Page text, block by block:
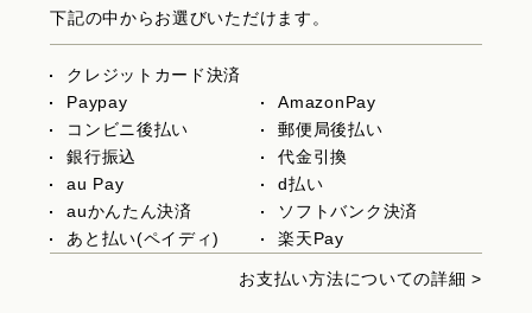
下記の中からお選びいただけます。
クレジットカード決済
Paypay
AmazonPay
コンビニ後払い
郵便局後払い
銀行振込
代金引換
au Pay
d払い
auかんたん決済
ソフトバンク決済
あと払い(ペイディ)
楽天Pay
お支払い方法についての詳細 >